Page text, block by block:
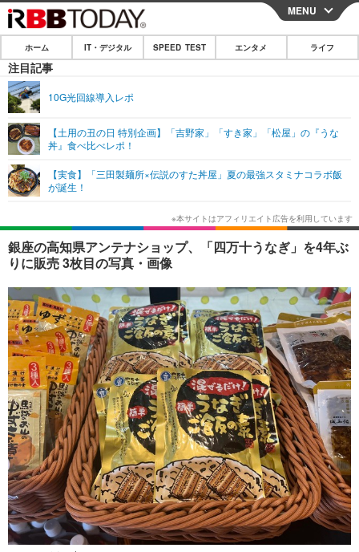
CLOSE
ホーム
IT・デジタル
ネタ
ショッピング その他
SPEED TEST
エンタメ
エンタメTOP
韓国・芸能
音楽 スポーツ
ショッピング その他
ライフ
ライフTOP グルメ
ペット ショッピング
その他
リリース一覧
プッシュ通知の停止方法
MENU
ホーム IT・デジタル SPEED TEST エンタメ ライフ
注目記事
10G光回線導入レポ
【土用の丑の日 特別企画】「吉野家」「すき家」「松屋」の『うな
丼』食べ比べレポ！
【実食】「三田製麺所×伝説のすた丼屋」夏の最強スタミナコラボ飯
が誕生！
銀座の高知県アンテナショップ、「四万十うなぎ」を4年ぶ
りに販売 3枚目の写真・画像